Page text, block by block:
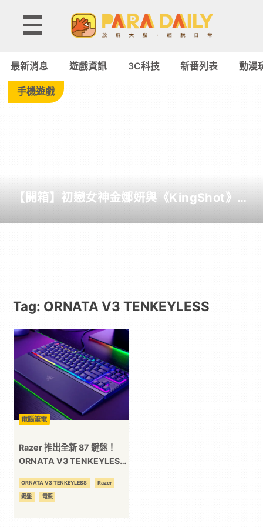
Tag:
V3
Paradaily
-
｜
動
漫
二
次
元
最新消息 遊戲資訊 3C科技 新番列表 動漫
手機遊戲
【開箱】初戀女神金娜妍與《KingShot》再
Tag: ORNATA V3 TENKEYLESS
電腦筆電
Razer 推出全新 87 鍵盤！
ORNATA V3 TENKEYLESS
ORNATA V3 TENKEYLESS Razer
鍵盤 電競